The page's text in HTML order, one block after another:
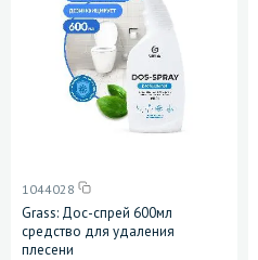
1044028
Grass: Дос-спрей 600мл
средство для удаления
плесени